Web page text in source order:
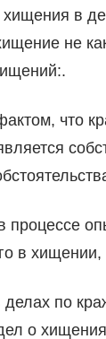
в
не
что
в хищении,
делах по
о